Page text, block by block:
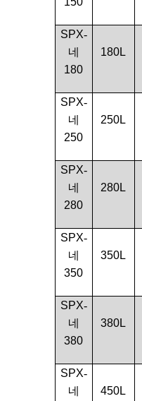
SPX-
네
180
180L
SPX-
네
250
250L
SPX-
네
280
280L
SPX-
네
350
350L
SPX-
네
380
380L
SPX-
네
450L